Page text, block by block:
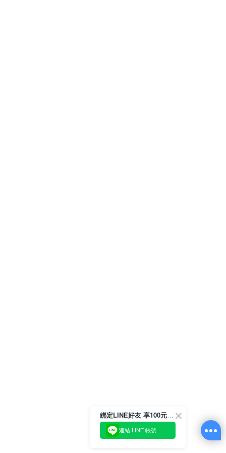
綁定LINE好友 享100元折價券
連結 LINE 帳號